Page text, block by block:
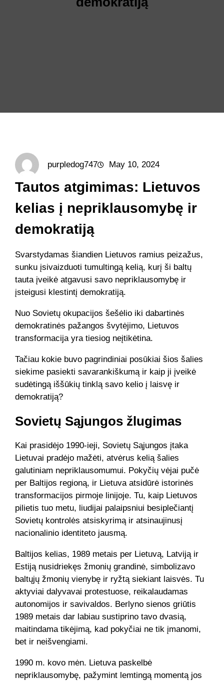
purpledog747 May 10, 2024
Tautos atgimimas: Lietuvos
kelias į nepriklausomybę ir
demokratiją
Svarstydamas šiandien Lietuvos ramius peizažus,
sunku įsivaizduoti tumultingą kelią, kurį ši baltų
tauta įveikė atgavusi savo nepriklausomybę ir
įsteigusi klestintį demokratiją.
Nuo Sovietų okupacijos šešėlio iki dabartinės
demokratinės pažangos švytėjimo, Lietuvos
transformacija yra tiesiog neįtikėtina.
Tačiau kokie buvo pagrindiniai posūkiai šios šalies
siekime pasiekti savarankiškumą ir kaip ji įveikė
sudėtingą iššūkių tinklą savo kelio į laisvę ir
demokratiją?
Sovietų Sąjungos žlugimas
Kai prasidėjo 1990-ieji, Sovietų Sąjungos įtaka
Lietuvai pradėjo mažėti, atvėrus kelią šalies
galutiniam nepriklausomumui. Pokyčių vėjai pučė
per Baltijos regioną, ir Lietuva atsidūrė istorinės
transformacijos pirmoje linijoje. Tu, kaip Lietuvos
pilietis tuo metu, liudijai palaipsniui besiplečiantį
Sovietų kontrolės atsiskyrimą ir atsinaujinusį
nacionalinio identiteto jausmą.
Baltijos kelias, 1989 metais per Lietuvą, Latviją ir
Estiją nusidriekęs žmonių grandinė, simbolizavo
baltųjų žmonių vienybę ir ryžtą siekiant laisvės. Tu
aktyviai dalyvavai protestuose, reikalaudamas
autonomijos ir savivaldos. Berlyno sienos griūtis
1989 metais dar labiau sustiprino tavo dvasią,
maitindama tikėjimą, kad pokyčiai ne tik įmanomi,
bet ir neišvengiami.
1990 m. kovo mėn. Lietuva paskelbė
nepriklausomybę, pažymint lemtingą momentą jos